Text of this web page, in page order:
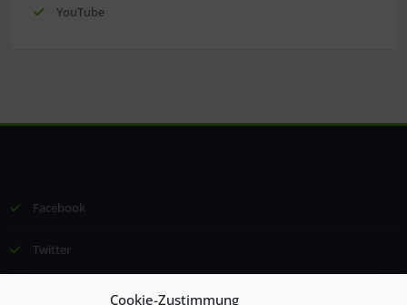
Cookie-Zustimmung
YouTube
Facebook
Twitter